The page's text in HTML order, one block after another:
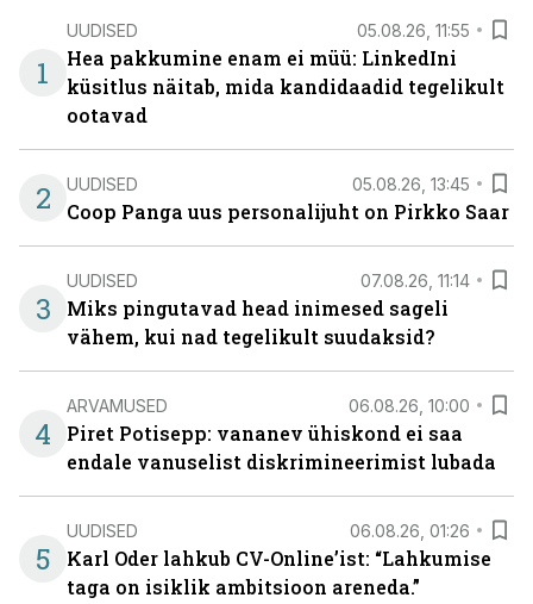
1
UUDISED 05.08.26, 11:55
Hea pakkumine enam ei müü: LinkedIni
küsitlus näitab, mida kandidaadid tegelikult
ootavad
2 UUDISED 05.08.26, 13:45
Coop Panga uus personalijuht on Pirkko Saar
3
UUDISED 07.08.26, 11:14
Miks pingutavad head inimesed sageli
vähem, kui nad tegelikult suudaksid?
4
ARVAMUSED 06.08.26, 10:00
Piret Potisepp: vananev ühiskond ei saa
endale vanuselist diskrimineerimist lubada
5
UUDISED 06.08.26, 01:26
Karl Oder lahkub CV-Online’ist: “Lahkumise
taga on isiklik ambitsioon areneda.”